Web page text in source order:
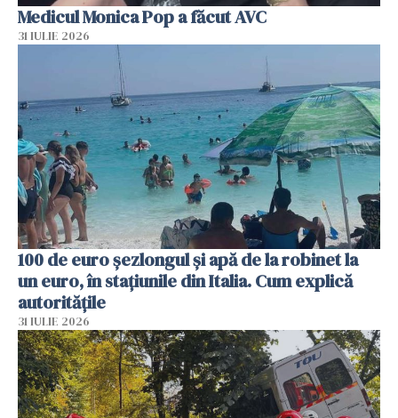
Medicul Monica Pop a făcut AVC
31 IULIE 2026
100 de euro șezlongul și apă de la robinet la
un euro, în stațiunile din Italia. Cum explică
autoritățile
31 IULIE 2026